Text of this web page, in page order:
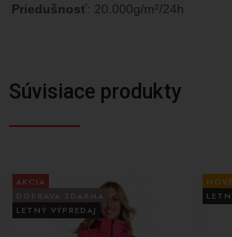
Priedušnosť: 20.000g/m²/24h
Súvisiace produkty
AKCIA
LETNÝ VÝPREDAJ
NOVÉ